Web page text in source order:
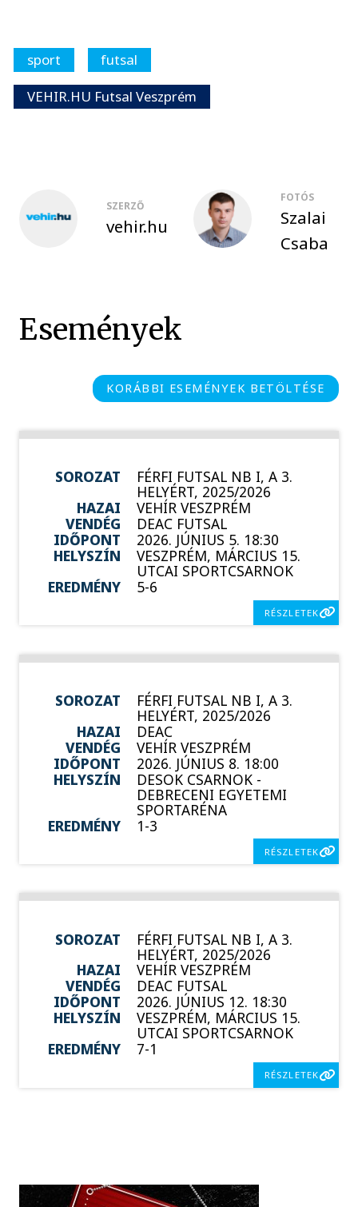
sport
futsal
VEHIR.HU Futsal Veszprém
SZERZŐ
vehir.hu
FOTÓS
Szalai
Csaba
Események
KORÁBBI ESEMÉNYEK BETÖLTÉSE
SOROZAT FÉRFI FUTSAL NB I, A 3.
HELYÉRT, 2025/2026
HAZAI
VEHÍR VESZPRÉM
VENDÉG
DEAC FUTSAL
IDŐPONT
2026. JÚNIUS 5. 18:30
HELYSZÍN
VESZPRÉM, MÁRCIUS 15.
UTCAI SPORTCSARNOK
EREDMÉNY
5-6
RÉSZLETEK
SOROZAT FÉRFI FUTSAL NB I, A 3.
HELYÉRT, 2025/2026
HAZAI
DEAC
VENDÉG
VEHÍR VESZPRÉM
IDŐPONT
2026. JÚNIUS 8. 18:00
HELYSZÍN
DESOK CSARNOK -
DEBRECENI EGYETEMI
SPORTARÉNA
EREDMÉNY
1-3
RÉSZLETEK
SOROZAT FÉRFI FUTSAL NB I, A 3.
HELYÉRT, 2025/2026
HAZAI
VEHÍR VESZPRÉM
VENDÉG
DEAC FUTSAL
IDŐPONT
2026. JÚNIUS 12. 18:30
HELYSZÍN
VESZPRÉM, MÁRCIUS 15.
UTCAI SPORTCSARNOK
EREDMÉNY
7-1
RÉSZLETEK